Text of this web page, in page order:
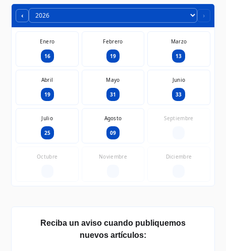
‹ ›
Enero
16
Febrero
19
Marzo
13
Abril
19
Mayo
31
Junio
33
Julio
25
Agosto
09
Septiembre
Octubre Noviembre Diciembre
Reciba un aviso cuando publiquemos
nuevos artículos: